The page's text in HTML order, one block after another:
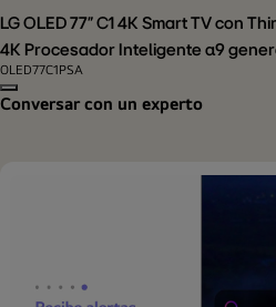
LG OLED 77" C1 4K Smart TV con
4K Procesador Inteligente α9
OLED77C1PSA
Copy model name
Conversar con un experto